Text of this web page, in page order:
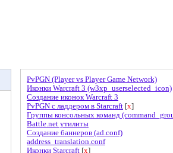
PvPGN (Player vs Player Game Network)
Иконки Warcraft 3 (w3xp_userselected_icon)
Создание иконок Warcraft 3
PvPGN c ладдером в Starcraft [x]
Группы консольных команд
Battle.net утилиты
Создание баннеров (ad.conf)
address_translation.conf
Иконки Starcraft [x]